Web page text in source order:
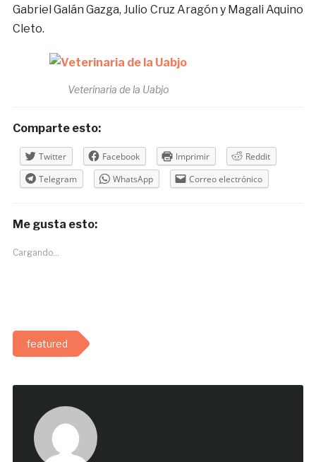
Gabriel Galán Gazga, Julio Cruz Aragón y Magali Aquino
Cleto.
Veterinaria de la Uabjo
Comparte esto:
Twitter Facebook Imprimir
Reddit
Telegram
WhatsApp Correo electrónico
Me gusta esto:
Cargando...
featured